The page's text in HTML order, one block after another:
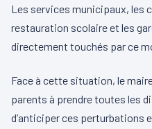
Les services municipaux, les
restauration scolaire et les
directement touchés par ce
Face à cette situation, le
parents à prendre toutes les
d’anticiper ces perturbations